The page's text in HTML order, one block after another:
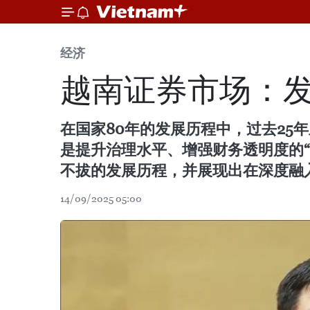
经济
越南证券市场：
在国家80年的发展历程中，过去25
是提升治理水平、增强财务透明度
不拔的发展历程，并展现出在深度
14/09/2025 05:00